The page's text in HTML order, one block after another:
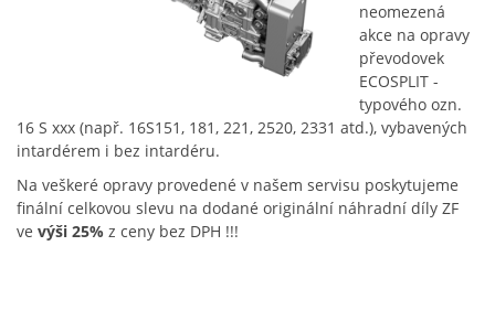
neomezená
akce na opravy
převodovek
ECOSPLIT -
typového ozn.
16 S xxx (např. 16S151, 181, 221, 2520, 2331 atd.), vybavených
intardérem i bez intardéru.
Na veškeré opravy provedené v našem servisu poskytujeme
finální celkovou slevu na dodané originální náhradní díly ZF
ve výši 25% z ceny bez DPH !!!